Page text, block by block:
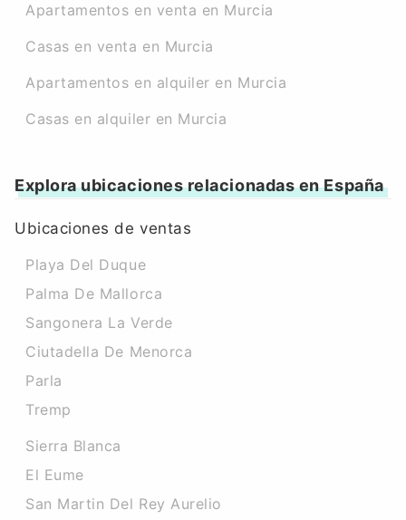
Apartamentos en venta en Murcia
Casas en venta en Murcia
Apartamentos en alquiler en Murcia
Casas en alquiler en Murcia
Explora ubicaciones relacionadas en España
Ubicaciones de ventas
Playa Del Duque
Palma De Mallorca
Sangonera La Verde
Ciutadella De Menorca
Parla
Tremp
Sierra Blanca
El Eume
San Martin Del Rey Aurelio